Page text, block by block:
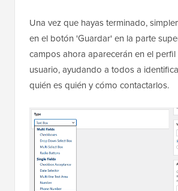
Una vez que hayas terminado,
en el botón 'Guardar' en la parte
campos ahora aparecerán en el
usuario, ayudando a todos a
quién es quién y cómo contactarlos.